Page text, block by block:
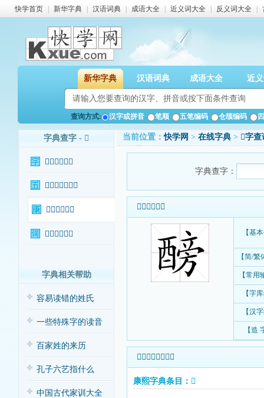
快学首页 新华字典 汉语词典 成语大全 近义词大全 反义词大全
新华字典 汉语词典 成语大全 近
查询方式: 汉字或拼音 笔顺 五笔编码 仓颉编码
字典查字 - 𨢐
𨢐字基本信息
𨢐字输入法查询
𨢐字康熙字典
𨢐字相关词语
字典相关帮助
容易读错的姓氏
一些特殊字的读音
百家姓的来历
孔子六艺指什么
中国古代家训大全
当前位置：快学网 > 在线字典 > 𨢐字
字典查字：
𨢐字基本信息
【基
【简/
【常用
【字
【汉
【造
𨢐字康熙字典查询
康熙字典条目：𨢐